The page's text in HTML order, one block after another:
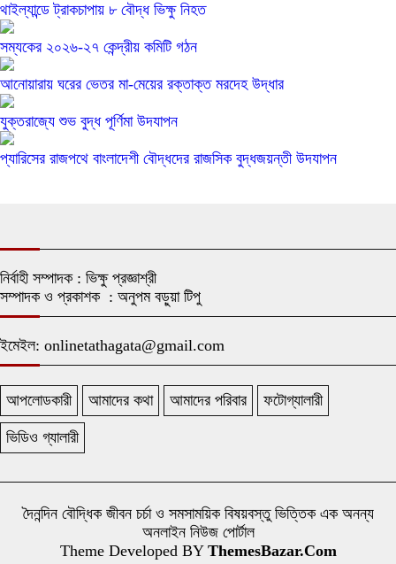
থাইল্যান্ডে ট্রাকচাপায় ৮ বৌদ্ধ ভিক্ষু নিহত
সম্যকের ২০২৬-২৭ কেন্দ্রীয় কমিটি গঠন
আনোয়ারায় ঘরের ভেতর মা-মেয়ের রক্তাক্ত মরদেহ উদ্ধার
যুক্তরাজ্যে শুভ বুদ্ধ পূর্ণিমা উদযাপন
প্যারিসের রাজপথে বাংলাদেশী বৌদ্ধদের রাজসিক বুদ্ধজয়ন্তী উদযাপন
নির্বাহী সম্পাদক : ভিক্ষু প্রজ্ঞাশ্রী
সম্পাদক ও প্রকাশক : অনুপম বড়ুয়া টিপু
ইমেইল: onlinetathagata@gmail.com
আপলোডকারী আমাদের কথা আমাদের পরিবার ফটোগ্যালারী
ভিডিও গ্যালারী
দৈনন্দিন বৌদ্ধিক জীবন চর্চা ও সমসাময়িক বিষয়বস্তু ভিত্তিক এক অনন্য
অনলাইন নিউজ পোর্টাল
Theme Developed BY ThemesBazar.Com